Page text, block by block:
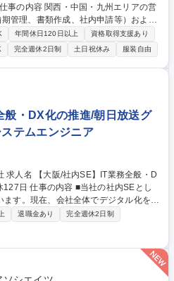
管理、書類作成、社内申請等）および
ロセス改善、マニュアル整備等をお任
書・請求書等の書類作成・発行/押印申
業務/AIツールを活用した業務効率
アル整備 【働き方】TeamsやGoogle
実施しており、業務に慣れた後は週1
営
ループ
年間休日120日以上
資格取得支援あり
完全週休2日制 土日祝休み 服装自由
般・DX化の推進/朝日放送グ
テムエンジニア
D
社内SEとし
す。現在、会社全体でデジタル化を積
＜具体的な業務内容＞
内業務全般のDXを担当予定） ◎シス
クト管理/運用管理 ◎ITインフラ(サーバ
ティの導入・運用管理※開発作業は外注
を中心に担当できます。 募集職種
の推進/朝日放送グループ/年休127日
退職金あり
完全週休2日制